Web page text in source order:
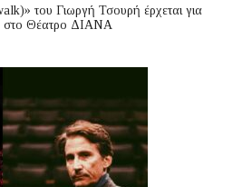
του Γιωργή Τσουρή έρχεται για
στο Θέατρο ΔΙΑΝΑ